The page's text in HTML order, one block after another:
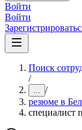
Войти
Войти
Поиск
/
... /
резюме в
специалист